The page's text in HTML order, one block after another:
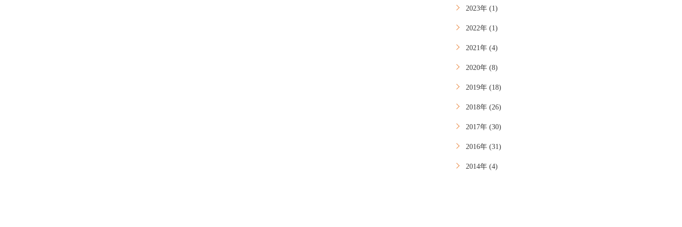
2023年 (1)
2022年 (1)
2021年 (4)
2020年 (8)
2019年 (18)
2018年 (26)
2017年 (30)
2016年 (31)
2014年 (4)